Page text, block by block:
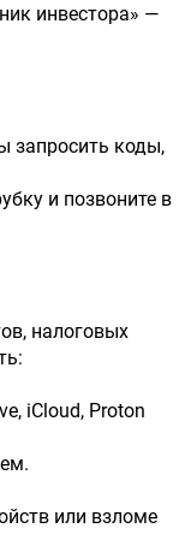
инвестора» —
запросить коды,
и позвоните в
налоговых
iCloud, Proton
или взломе